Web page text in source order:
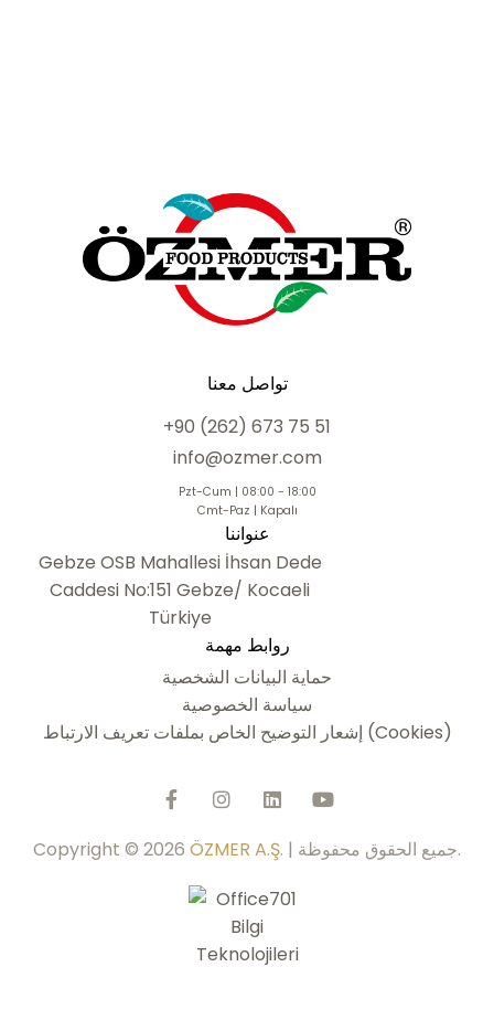
تواصل معنا
+90 (262) 673 75 51
info@ozmer.com
Pzt-Cum | 08:00 - 18:00
Cmt-Paz | Kapalı
عنواننا
Gebze OSB Mahallesi İhsan Dede
Caddesi No:151 Gebze/ Kocaeli
Türkiye
روابط مهمة
حماية البيانات الشخصية
سياسة الخصوصية
إشعار التوضيح الخاص بملفات تعريف الارتباط (Cookies)
Copyright © 2026 ÖZMER A.Ş. | جميع الحقوق محفوظة.